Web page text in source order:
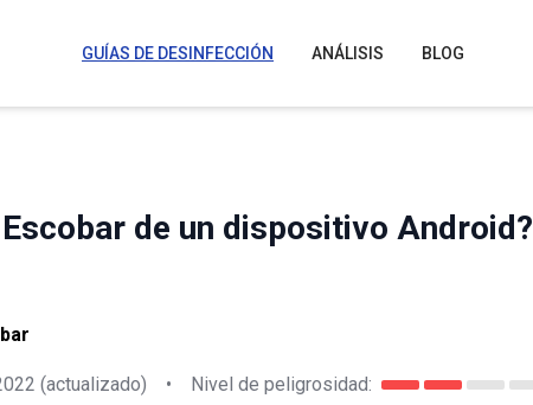
GUÍAS DE DESINFECCIÓN ANÁLISIS BLOG
de un dispositivo Android?
(actualizado) • Nivel de peligrosidad: